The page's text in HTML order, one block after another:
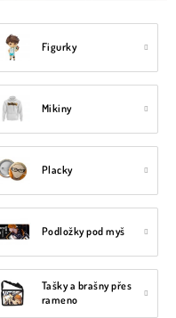
Figurky
Mikiny
Placky
Podložky pod myš
Tašky a brašny přes
rameno